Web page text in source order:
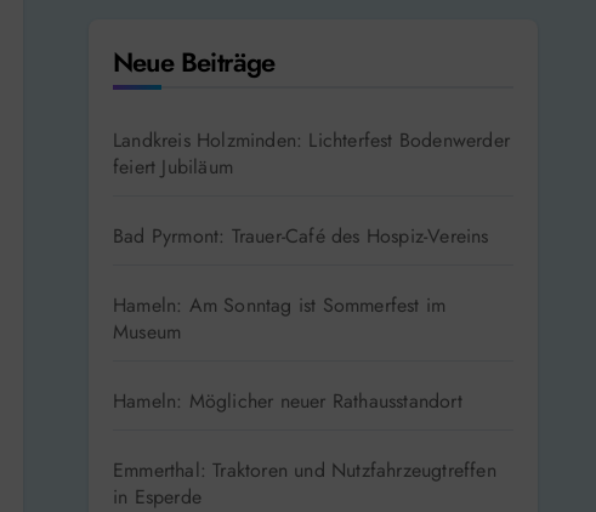
Neue Beiträge
Landkreis Holzminden: Lichterfest Bodenwerder
feiert Jubiläum
Bad Pyrmont: Trauer-Café des Hospiz-Vereins
Hameln: Am Sonntag ist Sommerfest im
Museum
Hameln: Möglicher neuer Rathausstandort
Emmerthal: Traktoren und Nutzfahrzeugtreffen
in Esperde